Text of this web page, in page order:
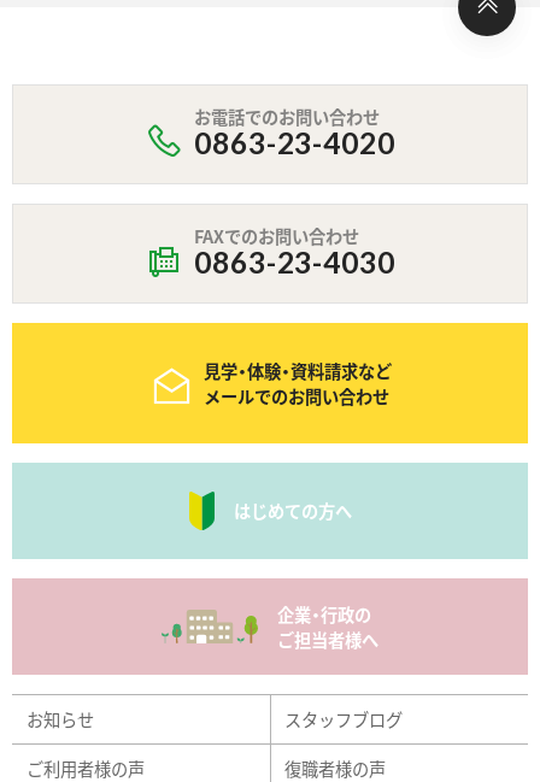
お電話でのお問い合わせ
0863-23-4020
FAXでのお問い合わせ
0863-23-4030
見学・体験・資料請求など
メールでのお問い合わせ
はじめての方へ
企業・行政の
ご担当者様へ
お知らせ
スタッフブログ
ご利用者様の声
復職者様の声